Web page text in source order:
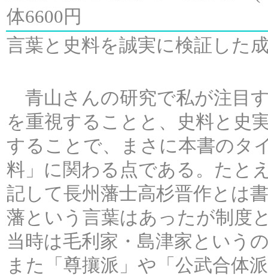
体6600円
言葉と史料を誠実に検証した
青山さんの研究で私が注目
を重視することと、史料と史
することで、まさに本書のタ
料」に関わる点である。たと
記して長州藩士高杉晋作とは
藩という言葉はあったが制度
当時は毛利家・島津家という
また「尊攘派」や「公武合体